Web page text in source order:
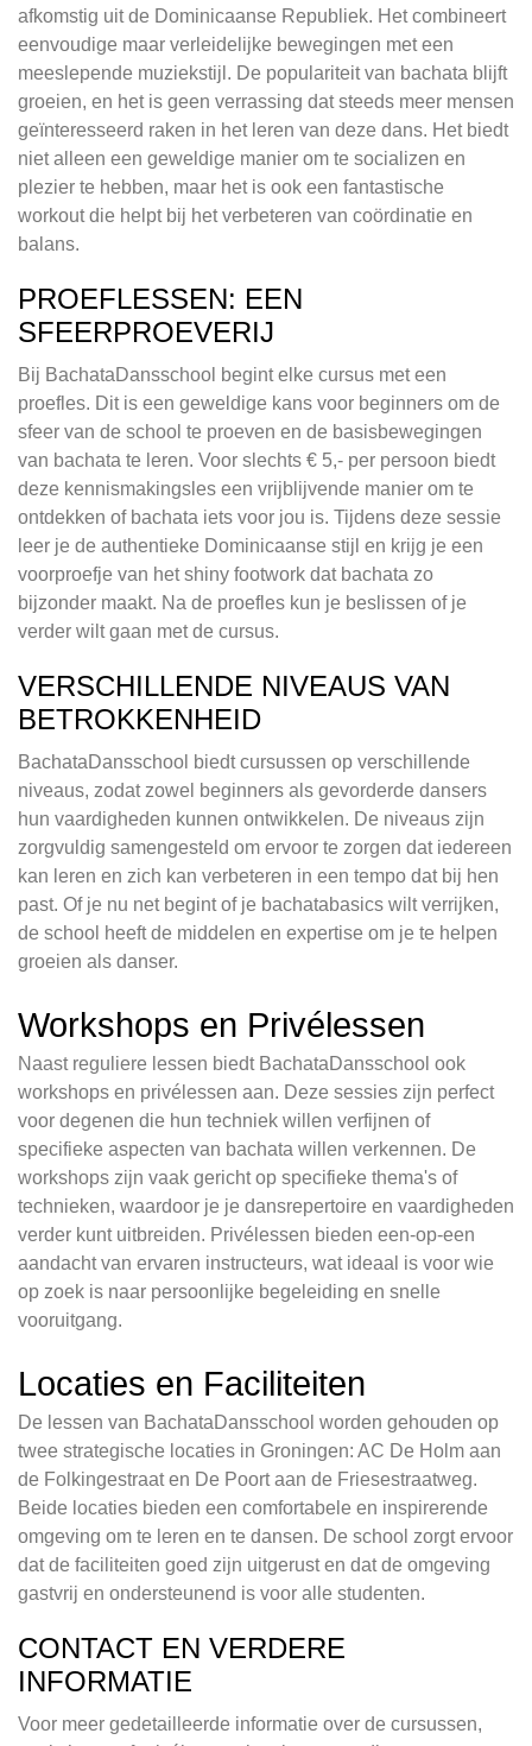
afkomstig uit de Dominicaanse Republiek. Het combineert
eenvoudige maar verleidelijke bewegingen met een
meeslepende muziekstijl. De populariteit van bachata blijft
groeien, en het is geen verrassing dat steeds meer mensen
geïnteresseerd raken in het leren van deze dans. Het biedt
niet alleen een geweldige manier om te socializen en
plezier te hebben, maar het is ook een fantastische
workout die helpt bij het verbeteren van coördinatie en
balans.
PROEFLESSEN: EEN
SFEERPROEVERIJ
Bij BachataDansschool begint elke cursus met een
proefles. Dit is een geweldige kans voor beginners om de
sfeer van de school te proeven en de basisbewegingen
van bachata te leren. Voor slechts € 5,- per persoon biedt
deze kennismakingsles een vrijblijvende manier om te
ontdekken of bachata iets voor jou is. Tijdens deze sessie
leer je de authentieke Dominicaanse stijl en krijg je een
voorproefje van het shiny footwork dat bachata zo
bijzonder maakt. Na de proefles kun je beslissen of je
verder wilt gaan met de cursus.
VERSCHILLENDE NIVEAUS VAN
BETROKKENHEID
BachataDansschool biedt cursussen op verschillende
niveaus, zodat zowel beginners als gevorderde dansers
hun vaardigheden kunnen ontwikkelen. De niveaus zijn
zorgvuldig samengesteld om ervoor te zorgen dat iedereen
kan leren en zich kan verbeteren in een tempo dat bij hen
past. Of je nu net begint of je bachatabasics wilt verrijken,
de school heeft de middelen en expertise om je te helpen
groeien als danser.
Workshops en Privélessen
Naast reguliere lessen biedt BachataDansschool ook
workshops en privélessen aan. Deze sessies zijn perfect
voor degenen die hun techniek willen verfijnen of
specifieke aspecten van bachata willen verkennen. De
workshops zijn vaak gericht op specifieke thema's of
technieken, waardoor je je dansrepertoire en vaardigheden
verder kunt uitbreiden. Privélessen bieden een-op-een
aandacht van ervaren instructeurs, wat ideaal is voor wie
op zoek is naar persoonlijke begeleiding en snelle
vooruitgang.
Locaties en Faciliteiten
De lessen van BachataDansschool worden gehouden op
twee strategische locaties in Groningen: AC De Holm aan
de Folkingestraat en De Poort aan de Friesestraatweg.
Beide locaties bieden een comfortabele en inspirerende
omgeving om te leren en te dansen. De school zorgt ervoor
dat de faciliteiten goed zijn uitgerust en dat de omgeving
gastvrij en ondersteunend is voor alle studenten.
CONTACT EN VERDERE
INFORMATIE
Voor meer gedetailleerde informatie over de cursussen,